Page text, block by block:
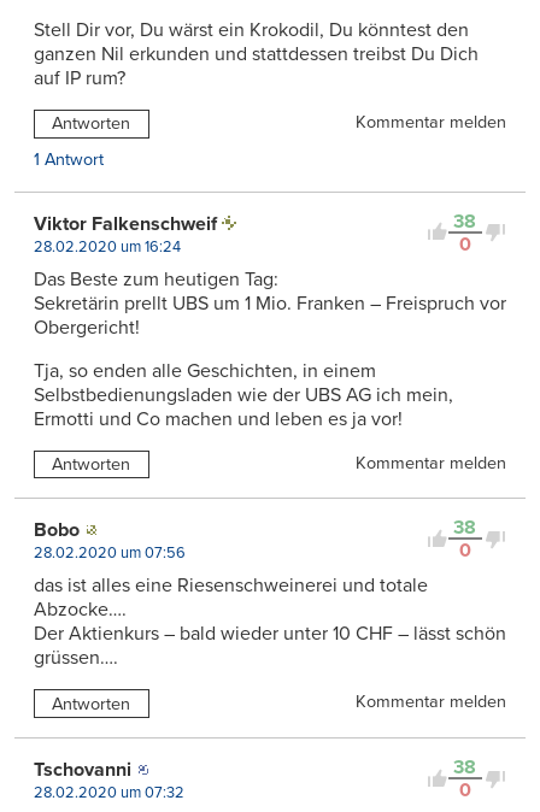
Stell Dir vor, Du wärst ein Krokodil, Du könntest den
ganzen Nil erkunden und stattdessen treibst Du Dich
auf IP rum?
Antworten
Kommentar melden
1 Antwort
38
0
Viktor Falkenschweif
28.02.2020 um 16:24
Das Beste zum heutigen Tag:
Sekretärin prellt UBS um 1 Mio. Franken – Freispruch vor
Obergericht!
Tja, so enden alle Geschichten, in einem
Selbstbedienungsladen wie der UBS AG ich mein,
Ermotti und Co machen und leben es ja vor!
Antworten Kommentar melden
38
0
Bobo
28.02.2020 um 07:56
das ist alles eine Riesenschweinerei und totale
Abzocke….
Der Aktienkurs – bald wieder unter 10 CHF – lässt schön
grüssen….
Antworten Kommentar melden
38
0
Tschovanni
28.02.2020 um 07:32